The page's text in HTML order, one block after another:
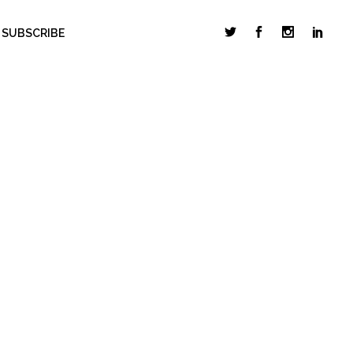
SUBSCRIBE